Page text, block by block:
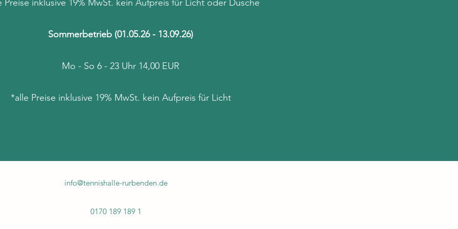
Preise inklusive 19% MwSt. kein Aufpreis für Licht oder Dusche
Sommerbetrieb (01.05.26 - 13.09.26)
Mo - So 6 - 23 Uhr 14,00 EUR
*alle Preise inklusive 19% MwSt. kein Aufpreis für Licht
info@tennishalle-rurbenden.de
0170 189 189 1